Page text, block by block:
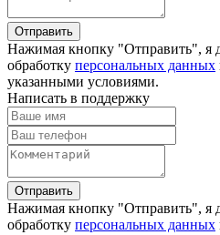
Отправить
Нажимая кнопку "Отправить", я
обработку персональных данных
указанными условиями.
Написать в поддержку
Отправить
Нажимая кнопку "Отправить", я
обработку персональных данных